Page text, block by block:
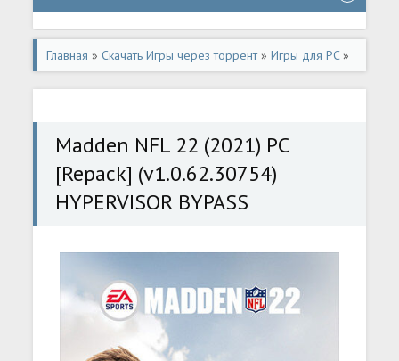
Главная » Скачать Игры через торрент»Игры для PC»
Спортивные/Sport
Madden NFL 22 (2021) PC
[Repack] (v1.0.62.30754)
HYPERVISOR BYPASS